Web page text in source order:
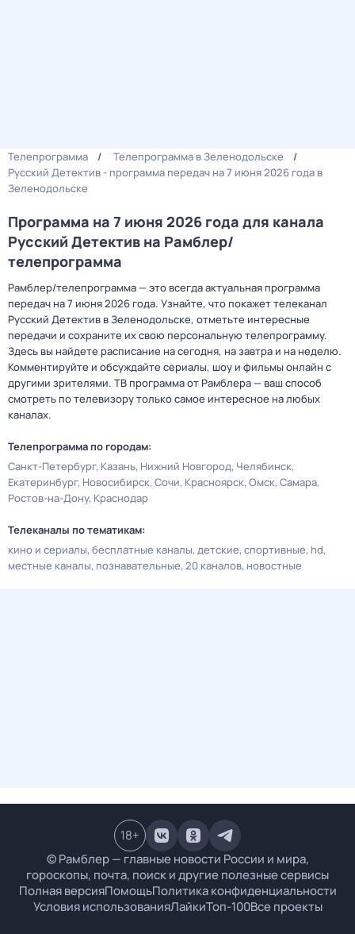
Телепрограмма
Телепрограмма в Зеленодольске
Русский Детектив - программа передач на 7 июня 2026 года в
Зеленодольске
Программа на 7 июня 2026 года для канала
Русский Детектив на Рамблер/
телепрограмма
Рамблер/телепрограмма — это всегда актуальная программа
передач на 7 июня 2026 года. Узнайте, что покажет телеканал
Русский Детектив в Зеленодольске, отметьте интересные
передачи и сохраните их свою персональную телепрограмму.
Здесь вы найдете расписание на сегодня, на завтра и на неделю.
Комментируйте и обсуждайте сериалы, шоу и фильмы онлайн с
другими зрителями. ТВ программа от Рамблера — ваш способ
смотреть по телевизору только самое интересное на любых
каналах.
Телепрограмма по городам:
Санкт-Петербург Казань Нижний Новгород Челябинск
Екатеринбург Новосибирск Сочи Красноярск Омск Самара
Ростов-на-Дону Краснодар
Телеканалы по тематикам:
кино и сериалы бесплатные каналы детские спортивные hd
местные каналы познавательные 20 каналов новостные
© Рамблер — главные новости России и мира,
гороскопы, почта, поиск и другие полезные сервисы
Полная версияПомощьПолитика конфиденциальности
Условия использованияЛайкиТоп-100Все проекты
18+